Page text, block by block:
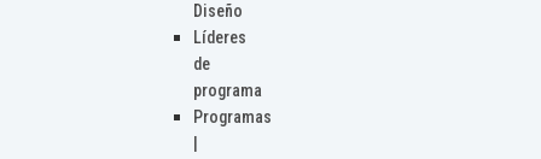
Diseño
Líderes
de
programa
Programas